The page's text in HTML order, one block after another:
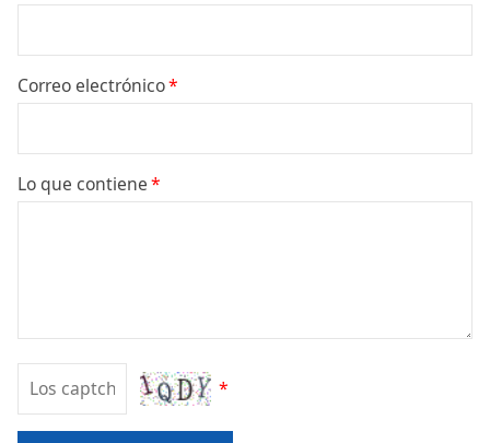
Correo electrónico*
Lo que contiene*
*